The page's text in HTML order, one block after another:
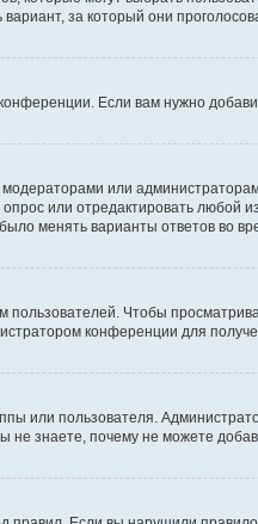
за который они
Если вам нужно
или
или отредактировать
менять варианты ответов во
Чтобы
конференции для
или пользователя.
знаете, почему не можете